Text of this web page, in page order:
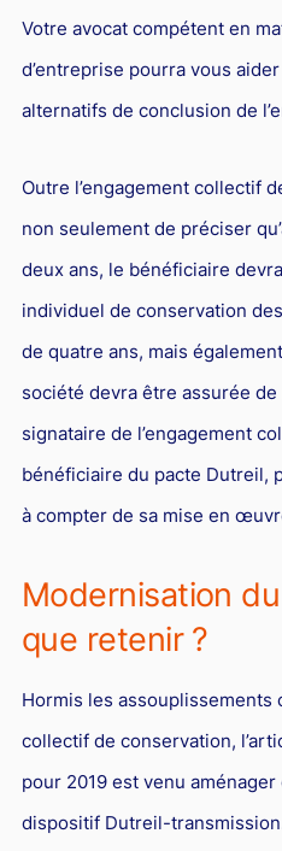
Votre avocat compétent en
d’entreprise pourra vous
alternatifs de conclusion de
Outre l’engagement collectif
non seulement de préciser
deux ans, le bénéficiaire
individuel de conservation
de quatre ans, mais
société devra être assurée
signataire de l’engagement
bénéficiaire du pacte Dutreil,
à compter de sa mise en
Modernisation
que retenir ?
Hormis les assouplissements
collectif de conservation,
pour 2019 est venu aménager
dispositif Dutreil-